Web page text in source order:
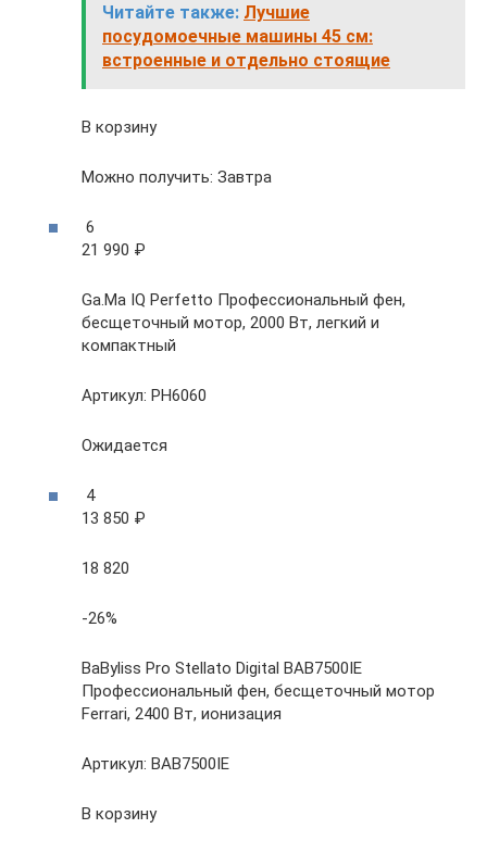
Читайте также: Лучшие
посудомоечные машины 45 см:
встроенные и отдельно стоящие
В корзину
Можно получить: Завтра
6
21 990 ₽
Ga.Ma IQ Perfetto Профессиональный фен,
бесщеточный мотор, 2000 Вт, легкий и
компактный
Артикул: PH6060
Ожидается
4
13 850 ₽
18 820
-26%
BaByliss Pro Stellato Digital BAB7500IE
Профессиональный фен, бесщеточный мотор
Ferrari, 2400 Вт, ионизация
Артикул: BAB7500IE
В корзину